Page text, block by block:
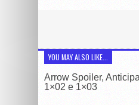
YOU MAY ALSO LIKE...
Arrow Spoiler,
1×02 e 1×03